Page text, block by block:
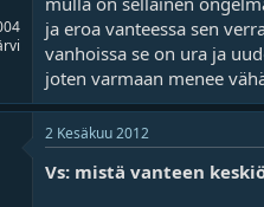
ja eroa vanteessa sen
vanhoissa se on ura ja
joten varmaan menee
2 Kesäkuu 2012
Vs: mistä vanteen